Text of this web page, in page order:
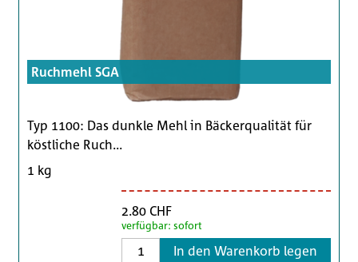
Ruchmehl SGA
Typ 1100: Das dunkle Mehl in Bäckerqualität für
köstliche Ruch...
1 kg
2.80 CHF
verfügbar: sofort
In den Warenkorb legen